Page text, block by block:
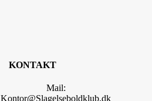
KONTAKT
Mail:
Kontor@Slagelseboldklub.dk